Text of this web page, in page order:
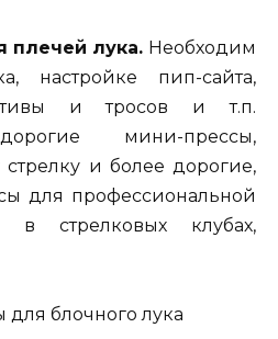
плечей лука. Необходим
настройке пип-сайта,
и тросов и т.п.
мини-прессы,
и более дорогие,
для профессиональной
стрелковых клубах,